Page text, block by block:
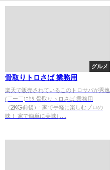
グルメ
骨取りトロさば 業務用
楽天で販売されているこのトロサバが秀逸
(￣ー￣)ﾆﾔﾘ 骨取りトロさば 業務用
（2kg前後）: 家で手軽に楽しむプロの
味！ 家で簡単に美味し...